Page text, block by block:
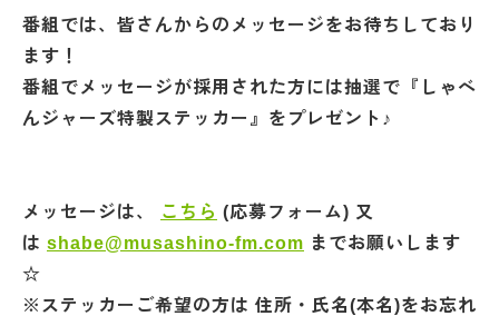
番組では、皆さんからのメッセージをお待ちしており
ます！
番組でメッセージが採用された方には抽選で『しゃべ
んジャーズ特製ステッカー』をプレゼント♪
メッセージは、 こちら (応募フォーム) 又
は shabe@musashino-fm.com までお願いします
☆
※ステッカーご希望の方は 住所・氏名(本名)をお忘れ